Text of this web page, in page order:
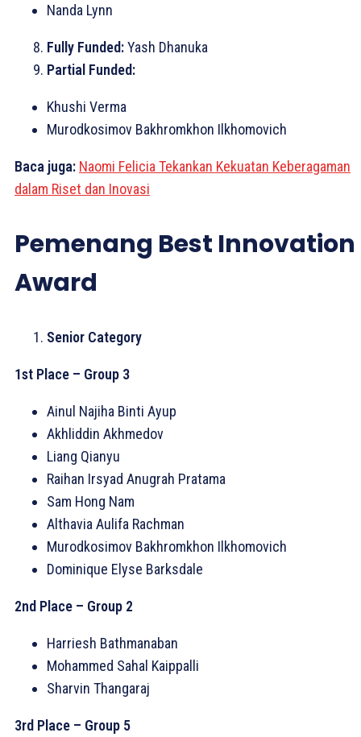
Nanda Lynn
Fully Funded:Yash Dhanuka
Partial Funded:
Khushi Verma
Murodkosimov Bakhromkhon Ilkhomovich
Baca juga: Naomi Felicia Tekankan Kekuatan Keberagaman
dalam Riset dan Inovasi
Pemenang Best Innovation
Award
Senior Category
1st Place – Group 3
Ainul Najiha Binti Ayup
Akhliddin Akhmedov
Liang Qianyu
Raihan Irsyad Anugrah Pratama
Sam Hong Nam
Althavia Aulifa Rachman
Murodkosimov Bakhromkhon Ilkhomovich
Dominique Elyse Barksdale
2nd Place – Group 2
Harriesh Bathmanaban
Mohammed Sahal Kaippalli
Sharvin Thangaraj
3rd Place – Group 5